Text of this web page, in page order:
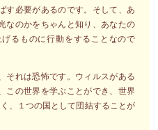
す必要があるのです。そして、あ
なのかをちゃんと知り、あなたの
るものに行動をすることなので
それは恐怖です。ウィルスがある
この世界を学ぶことができ、世界
、１つの国として団結することが